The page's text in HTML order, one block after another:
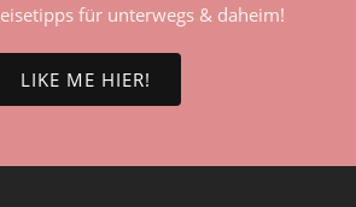
für unterwegs & daheim!
LIKE ME HIER!